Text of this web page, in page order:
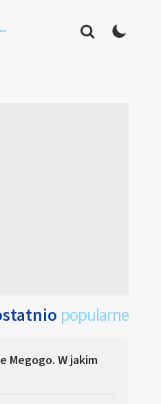
popularne
Megogo. W jakim